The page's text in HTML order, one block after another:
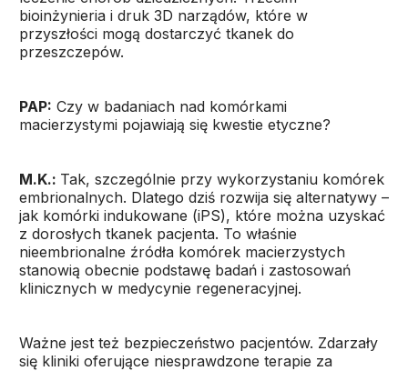
bioinżynieria i druk 3D narządów, które w
przyszłości mogą dostarczyć tkanek do
przeszczepów.
PAP: Czy w badaniach nad komórkami
macierzystymi pojawiają się kwestie etyczne?
M.K.: Tak, szczególnie przy wykorzystaniu komórek
embrionalnych. Dlatego dziś rozwija się alternatywy –
jak komórki indukowane (iPS), które można uzyskać
z dorosłych tkanek pacjenta. To właśnie
nieembrionalne źródła komórek macierzystych
stanowią obecnie podstawę badań i zastosowań
klinicznych w medycynie regeneracyjnej.
Ważne jest też bezpieczeństwo pacjentów. Zdarzały
się kliniki oferujące niesprawdzone terapie za